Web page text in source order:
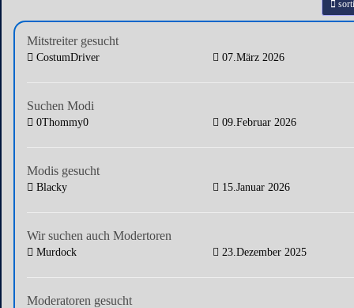
Mitstreiter gesucht
CostumDriver 07.März 2026
Suchen Modi
0Thommy0 09.Februar 2026
Modis gesucht
Blacky 15.Januar 2026
Wir suchen auch Modertoren
Murdock 23.Dezember 2025
Moderatoren gesucht